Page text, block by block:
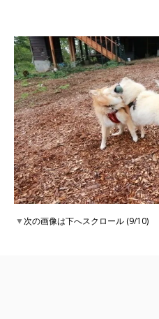
▼次の画像は下へスクロール (9/10)